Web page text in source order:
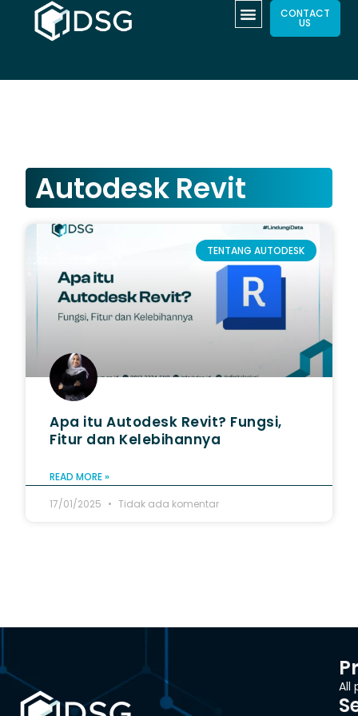
CONTACT
US
Autodesk Revit
TENTANG AUTODESK
Apa itu Autodesk Revit? Fungsi,
Fitur dan Kelebihannya
READ MORE »
17/01/2025
Tidak ada komentar
All